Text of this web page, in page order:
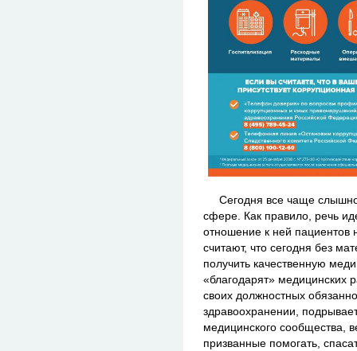
Сегодня все чаще слышно
сфере. Как правило, речь
отношение к ней пациентов
считают, что сегодня без
получить качественную
«благодарят» медицинских
своих должностных
здравоохранении,
медицинского сообщества,
призванные помогать,